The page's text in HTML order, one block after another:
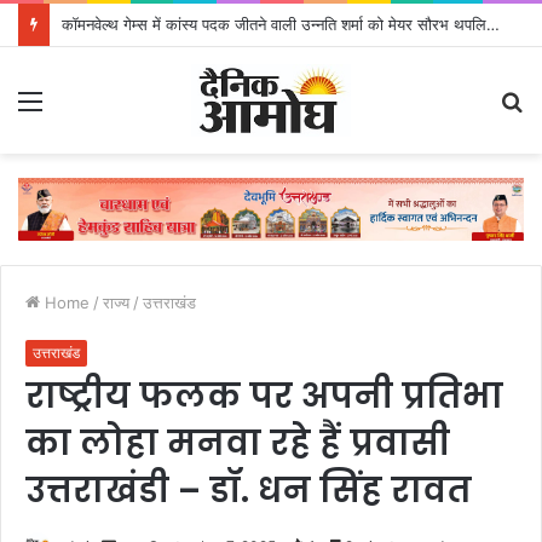
कॉमनवेल्थ गेम्स में कांस्य पदक जीतने वाली उन्नति शर्मा को मेयर सौरभ थपलियाल ने किया सम्मानित
Home / राज्य / उत्तराखंड
उत्तराखंड
राष्ट्रीय फलक पर अपनी प्रतिभा
का लोहा मनवा रहे हैं प्रवासी
उत्तराखंडी – डॉ. धन सिंह रावत